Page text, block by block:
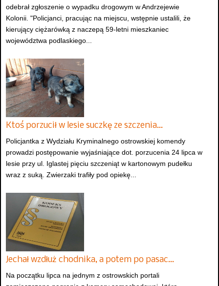
odebrał zgłoszenie o wypadku drogowym w Andrzejewie
Kolonii. "Policjanci, pracując na miejscu, wstępnie ustalili, że
kierujący ciężarówką z naczepą 59-letni mieszkaniec
województwa podlaskiego...
Ktoś porzucił w lesie suczkę ze szczenia…
Policjantka z Wydziału Kryminalnego ostrowskiej komendy
prowadzi postępowanie wyjaśniające dot. porzucenia 24 lipca w
lesie przy ul. Iglastej pięciu szczeniąt w kartonowym pudełku
wraz z suką. Zwierzaki trafiły pod opiekę...
Jechał wzdłuż chodnika, a potem po pasac…
Na początku lipca na jednym z ostrowskich portali